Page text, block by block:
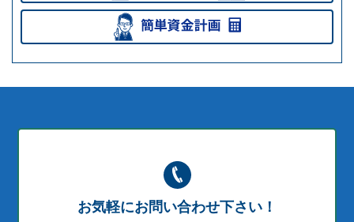
お気軽にお問い合わせ下さい！